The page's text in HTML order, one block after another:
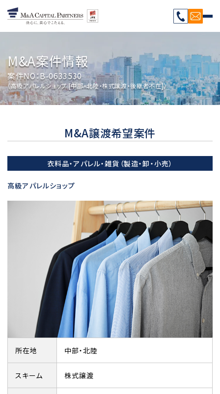
M&A案件情報
案件NO：B-0633530
（高級アパレルショップ [中部・北陸・株式譲渡・後継者不在]）
M&A譲渡希望案件
衣料品・アパレル・雑貨（製造・卸・小売）
高級アパレルショップ
所在地 中部・北陸
スキーム 株式譲渡